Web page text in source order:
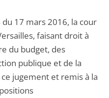
17 mars 2016, la cour
faisant droit à
du budget, des
publique et de la
jugement et remis à la